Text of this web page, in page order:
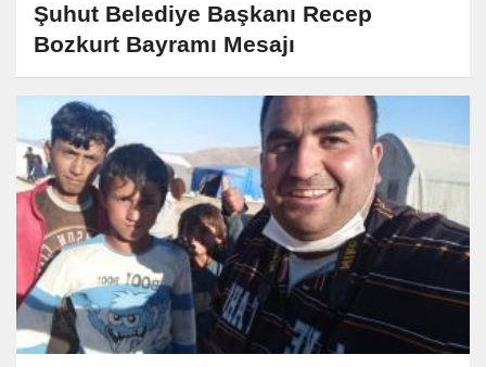
Şuhut Belediye Başkanı Recep
Bozkurt Bayramı Mesajı